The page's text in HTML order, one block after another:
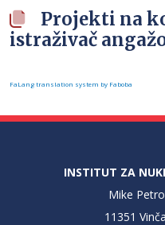
Projekti na
istraživač
FaLang translation system by Faboba
INSTITUT ZA
Mike
11351